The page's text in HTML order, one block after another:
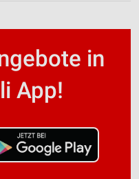
in
App!